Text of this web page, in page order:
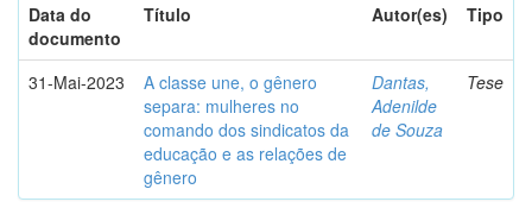
Data do
documento
Título Autor(es) Tipo
31-Mai-2023
A classe une, o gênero
separa: mulheres no
comando dos sindicatos da
educação e as relações de
gênero
Dantas,
Adenilde
de Souza
Tese